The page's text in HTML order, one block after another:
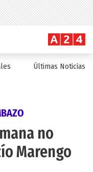
Últimas Noticias
no
Marengo